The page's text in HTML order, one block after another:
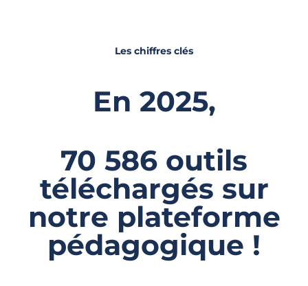
Les chiffres clés
En 2025,
70 586 outils
téléchargés sur
notre plateforme
pédagogique !